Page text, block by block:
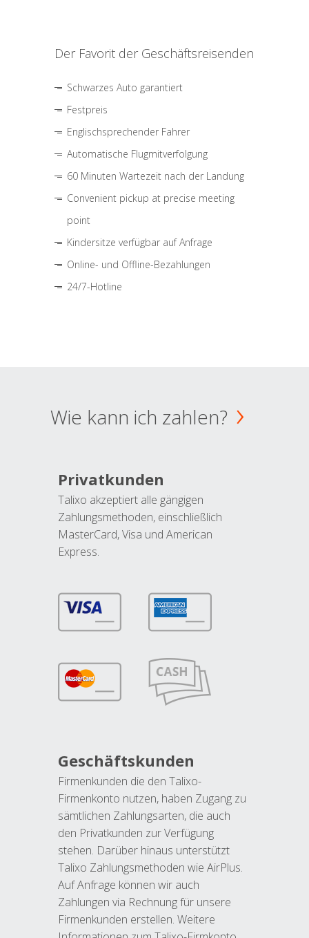
Der Favorit der Geschäftsreisenden
Schwarzes Auto garantiert
Festpreis
Englischsprechender Fahrer
Automatische Flugmitverfolgung
60 Minuten Wartezeit nach der Landung
Convenient pickup at precise meeting
point
Kindersitze verfügbar auf Anfrage
Online- und Offline-Bezahlungen
24/7-Hotline
Wie kann ich zahlen?
Privatkunden
Talixo akzeptiert alle gängigen
Zahlungsmethoden, einschließlich
MasterCard, Visa und American
Express.
Geschäftskunden
Firmenkunden die den Talixo-
Firmenkonto nutzen, haben Zugang zu
sämtlichen Zahlungsarten, die auch
den Privatkunden zur Verfügung
stehen. Darüber hinaus unterstützt
Talixo Zahlungsmethoden wie AirPlus.
Auf Anfrage können wir auch
Zahlungen via Rechnung für unsere
Firmenkunden erstellen. Weitere